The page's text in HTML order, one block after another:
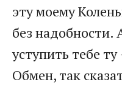
эту моему
без надобности.
уступить тебе
Обмен, так